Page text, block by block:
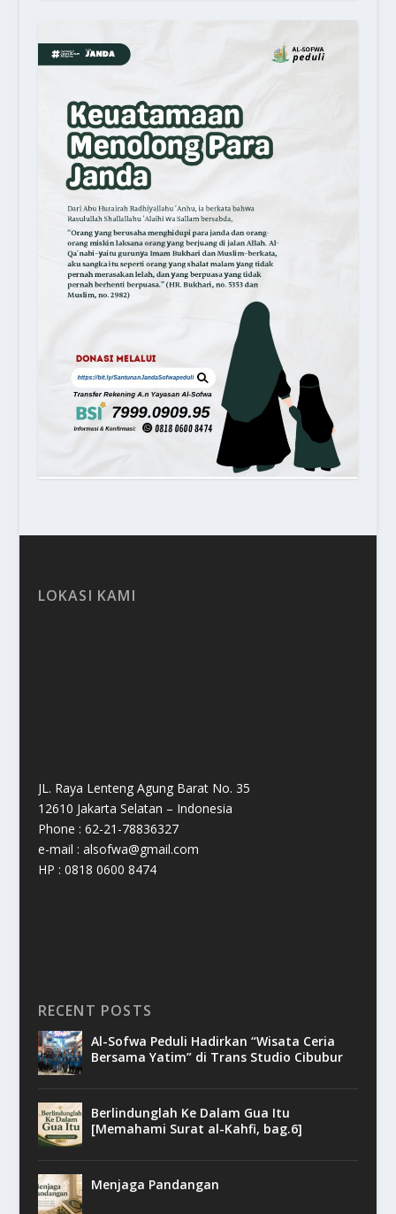
LOKASI KAMI
JL. Raya Lenteng Agung Barat No. 35
12610 Jakarta Selatan – Indonesia
Phone : 62-21-78836327
e-mail : alsofwa@gmail.com
HP : 0818 0600 8474
RECENT POSTS
Al-Sofwa Peduli Hadirkan “Wisata Ceria
Bersama Yatim” di Trans Studio Cibubur
Berlindunglah Ke Dalam Gua Itu
[Memahami Surat al-Kahfi, bag.6]
Menjaga Pandangan